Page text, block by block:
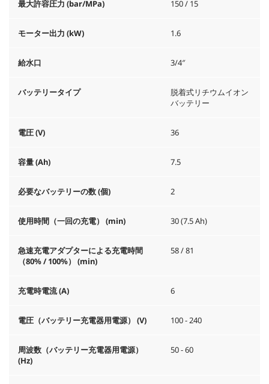
最大許容圧力 (bar/MPa) 150 / 15
モーター出力 (kW) 1.6
給水口 3/4″
バッテリータイプ
脱着式リチウムイオン
バッテリー
電圧 (V) 36
容量 (Ah) 7.5
必要なバッテリーの数 (個) 2
使用時間（一回の充電） (min) 30 (7.5 Ah)
急速充電アダプターによる充電時間
（80% / 100%） (min)
58 / 81
充電時電流 (A) 6
電圧（バッテリー充電器用電源） (V) 100 - 240
周波数（バッテリー充電器用電源）
(Hz)
50 - 60